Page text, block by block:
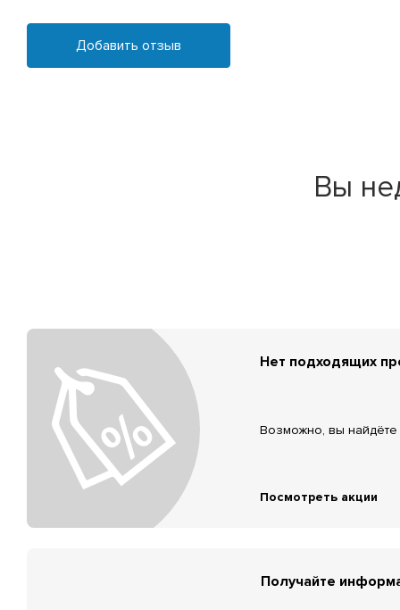
Добавить отзыв
Вы
Нет подходящих
Возможно, вы найдёте
Посмотреть акции
Получайте